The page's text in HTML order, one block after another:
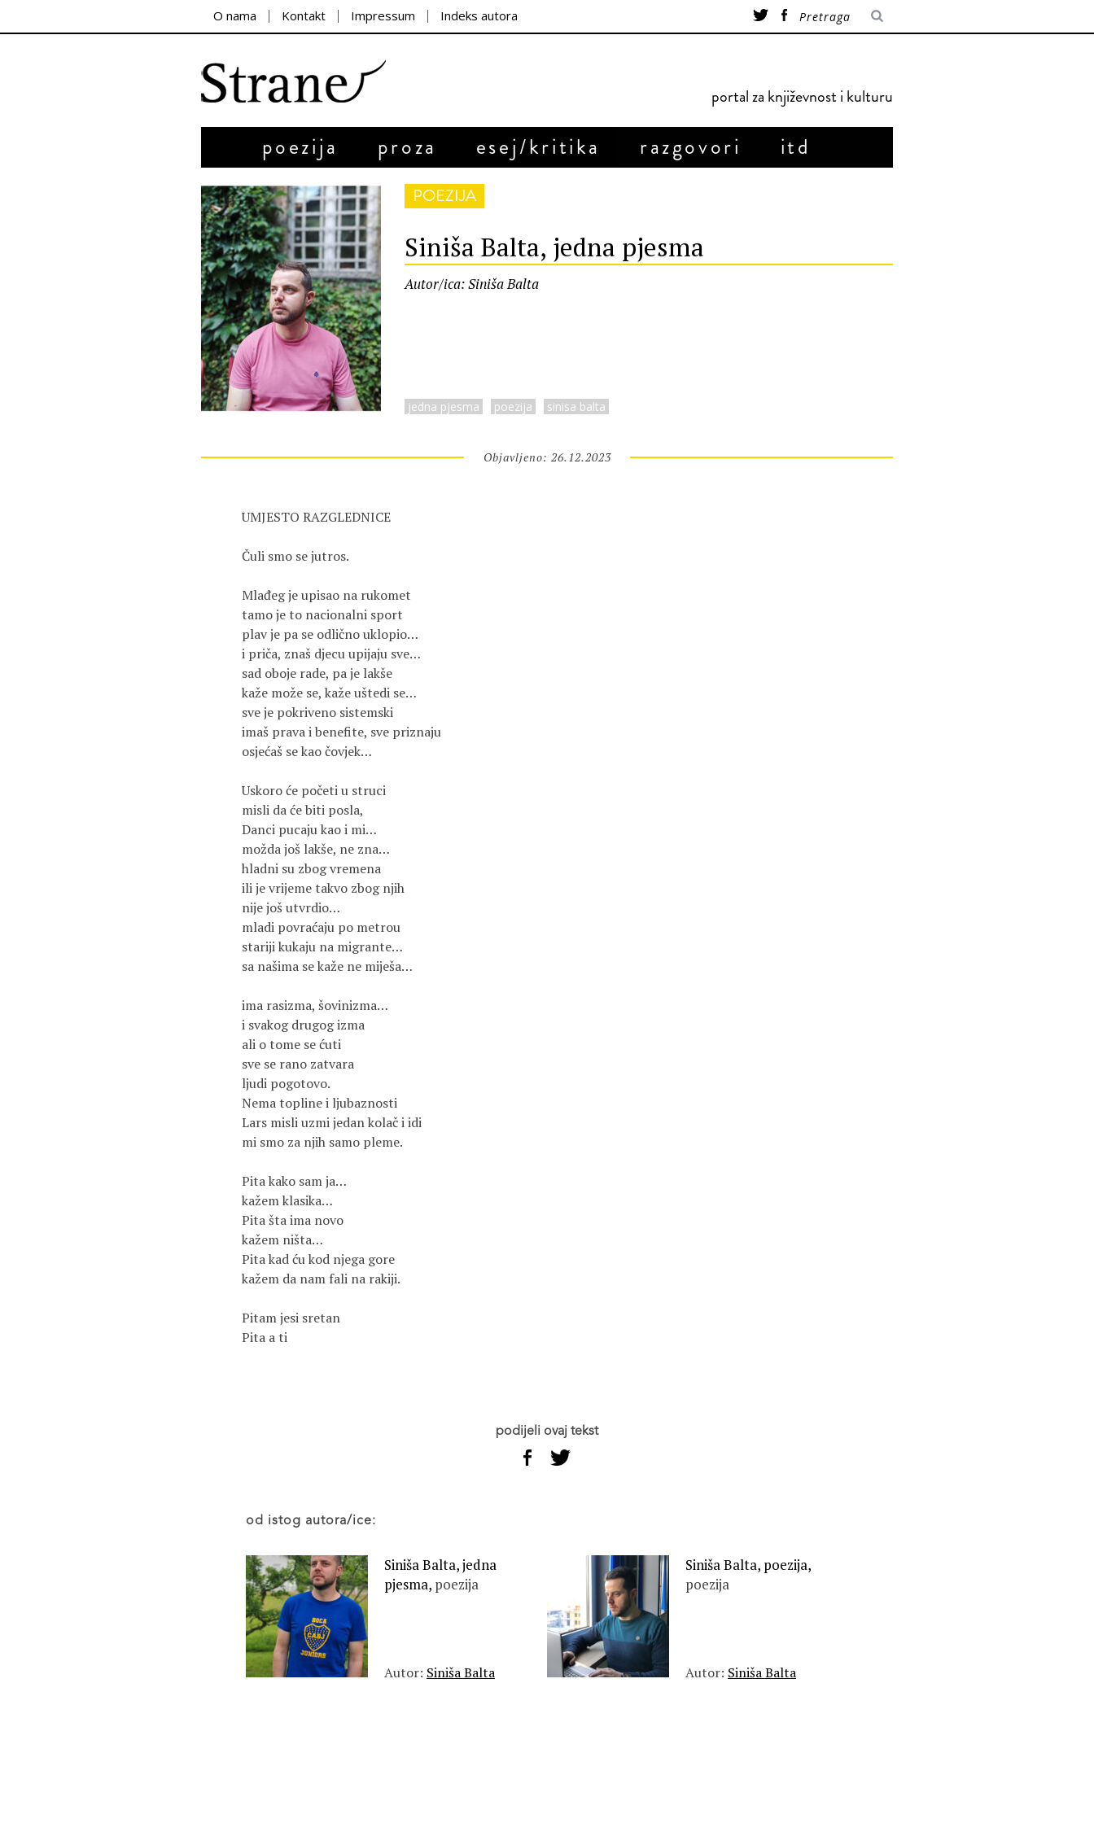
O nama Kontakt Impressum Indeks autora
portal za književnost i kulturu
poezija proza esej/kritika razgovori itd
POEZIJA
Siniša Balta, jedna pjesma
Autor/ica: Siniša Balta
jedna pjesma poezija sinisa balta
Objavljeno: 26.12.2023
UMJESTO RAZGLEDNICE
Čuli smo se jutros.
Mlađeg je upisao na rukomet
tamo je to nacionalni sport
plav je pa se odlično uklopio…
i priča, znaš djecu upijaju sve…
sad oboje rade, pa je lakše
kaže može se, kaže uštedi se…
sve je pokriveno sistemski
imaš prava i benefite, sve priznaju
osjećaš se kao čovjek…
Uskoro će početi u struci
misli da će biti posla,
Danci pucaju kao i mi…
možda još lakše, ne zna…
hladni su zbog vremena
ili je vrijeme takvo zbog njih
nije još utvrdio…
mladi povraćaju po metrou
stariji kukaju na migrante…
sa našima se kaže ne miješa…
ima rasizma, šovinizma…
i svakog drugog izma
ali o tome se ćuti
sve se rano zatvara
ljudi pogotovo.
Nema topline i ljubaznosti
Lars misli uzmi jedan kolač i idi
mi smo za njih samo pleme.
Pita kako sam ja…
kažem klasika…
Pita šta ima novo
kažem ništa…
Pita kad ću kod njega gore
kažem da nam fali na rakiji.
Pitam jesi sretan
Pita a ti
podijeli ovaj tekst
od istog autora/ice:
Siniša Balta, jedna
pjesma, poezija
Autor: Siniša Balta
Siniša Balta, poezija,
poezija
Autor: Siniša Balta